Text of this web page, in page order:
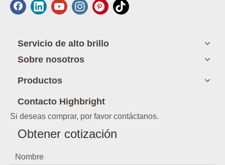
Servicio de alto brillo
Sobre nosotros
Productos
Contacto Highbright
Si deseas comprar, por favor contáctanos.
Obtener cotización
Nombre